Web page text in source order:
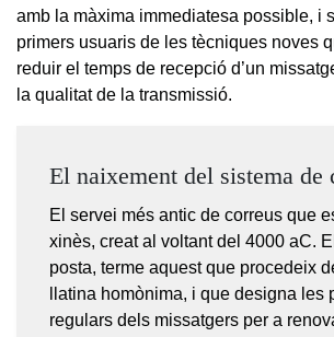
amb la màxima immediatesa possible, i
primers usuaris de les tècniques noves
reduir el temps de recepció d’un
la qualitat de la transmissió.
El naixement del sistema de
El servei més antic de correus que
xinès, creat al voltant del 4000 aC.
posta, terme aquest que procedeix
llatina homònima, i que designa les
regulars dels missatgers per a